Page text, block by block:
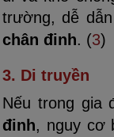
trường, dễ
chân đinh. (3)
3. Di truyền
Nếu trong gia
đinh, nguy cơ